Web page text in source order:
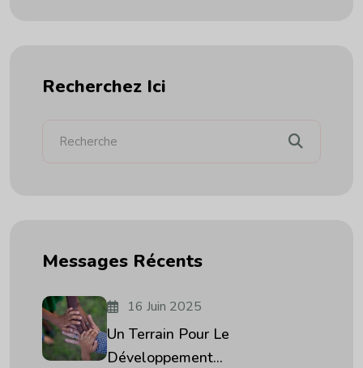
Recherchez Ici
Messages Récents
16 Juin 2025
Un Terrain Pour Le
Développement...